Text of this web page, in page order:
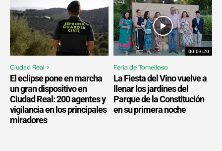
Ciudad Real >
El eclipse pone en marcha
un gran dispositivo en
Ciudad Real: 200 agentes y
vigilancia en los principales
miradores
00:03:20
Feria de Tomelloso
La Fiesta del Vino vuelve a
llenar los jardines del
Parque de la Constitución
en su primera noche